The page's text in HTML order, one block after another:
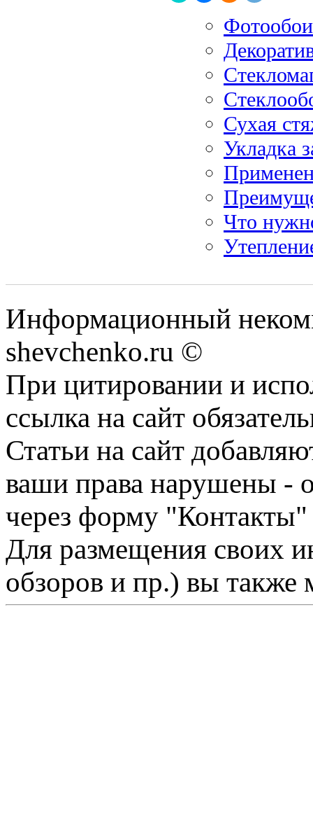
Сухая
Укладка
Что
Информационный
shevchenko.ru ©
При цитировании и
ссылка на сайт
Статьи на сайт
ваши права нарушены -
через форму "Контакты"
Для размещения своих
обзоров и пр.) вы также